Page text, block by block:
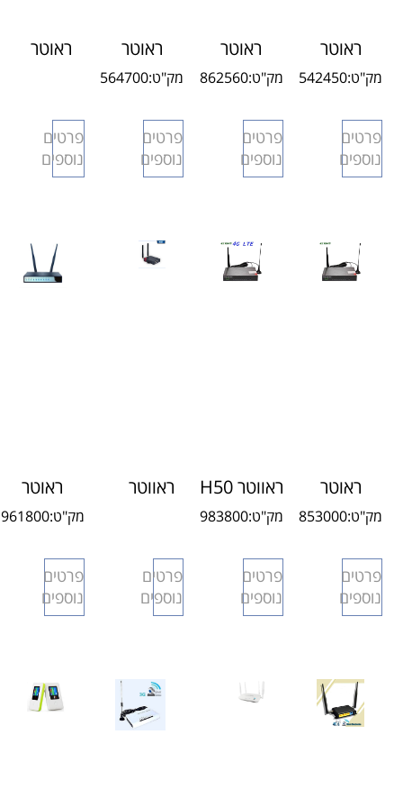
ראוטר
סלולרי H20
מק"ט:542450
פרטים
נוספים
ראוטר
סלולרי
H60 LTE
כולל
אנטנות
מק"ט:862560
פרטים
נוספים
ראוטר
סלולרי 3G
SIM
מק"ט:564700
פרטים
נוספים
ראוטר
DUAL
SIM חזק
במיוחד!
פרטים
נוספים
ראוטר
סלולרי
4G
מק"ט:853000
פרטים
נוספים
ראווטר H50
LTE דור 4
מק"ט:983800
פרטים
נוספים
ראווטר
4
פרטים
נוספים
ראוטר
סלולרי
H30 LTE
מק"ט:961800
פרטים
נוספים